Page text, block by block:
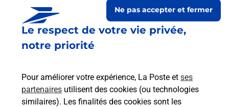
Le respect de votre vie privée,
notre priorité
Pour améliorer votre expérience, La Poste et ses
partenaires utilisent des cookies (ou technologies
similaires). Les finalités des cookies sont les
Ne pas accepter et fermer